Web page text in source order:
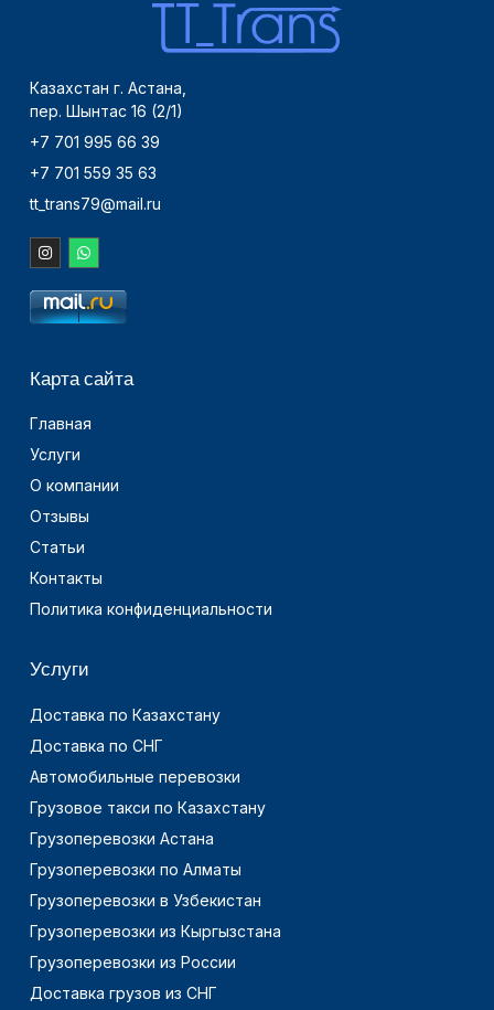
Казахстан г. Астана,
пер. Шынтас 16 (2/1)
+7 701 995 66 39
+7 701 559 35 63
tt_trans79@mail.ru
Карта сайта
Главная
Услуги
О компании
Отзывы
Статьи
Контакты
Политика конфиденциальности
Услуги
Доставка по Казахстану
Доставка по СНГ
Автомобильные перевозки
Грузовое такси по Казахстану
Грузоперевозки Астана
Грузоперевозки по Алматы
Грузоперевозки в Узбекистан
Грузоперевозки из Кыргызстана
Грузоперевозки из России
Доставка грузов из СНГ